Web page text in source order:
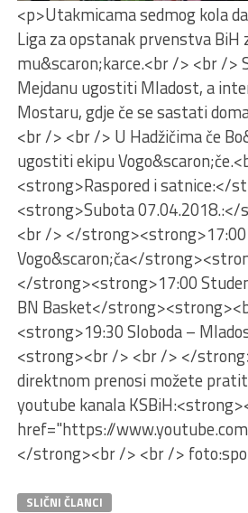
<p>Utakmicama sedmog kola
Liga za opstanak prvenstva BiH
mu&scaron;karce.<br /> <br />
Mejdanu ugostiti Mladost, a
Mostaru, gdje če se sastati
<br /> <br /> U Hadžičima če
ugostiti ekipu
<strong>Raspored i satnice:</
<strong>Subota
<br /> </strong><strong>17:00
Vogo&scaron;ča</
</strong><strong>17:00
BN Basket</
<strong>19:30 Sloboda –
<strong><br /> <br /> </
direktnom prenosi možete
youtube kanala
href="https://
</strong><br /> <br />
SLIČNI ČLANCI